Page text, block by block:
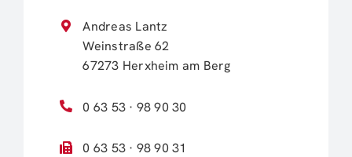
Andreas Lantz
Weinstraße 62
67273 Herxheim am Berg
0 63 53 · 98 90 30
0 63 53 · 98 90 31